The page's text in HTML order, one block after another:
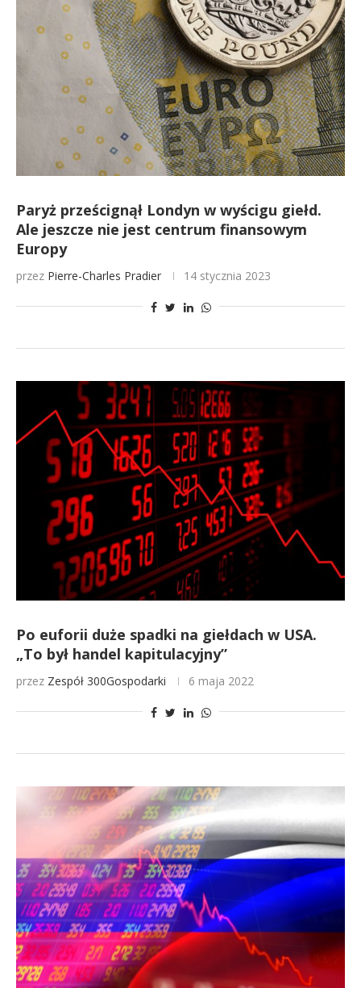
Paryż prześcignął Londyn w wyścigu giełd.
Ale jeszcze nie jest centrum finansowym
Europy
przez Pierre-Charles Pradier 14 stycznia 2023
Po euforii duże spadki na giełdach w USA.
„To był handel kapitulacyjny”
przez Zespół 300Gospodarki 6 maja 2022